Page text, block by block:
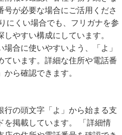
号が必要な場合にご活用くださ
にくい場合でも、フリガナを参
やすい構成にしています。
合に使いやすいよう、「よ」
ています。詳細な住所や電話番
ら確認できます。
行の頭文字「よ」から始まる支
を掲載しています。 「詳細情